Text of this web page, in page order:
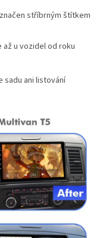
stříbrným štítkem
až u vozidel od roku
sadu ani listování